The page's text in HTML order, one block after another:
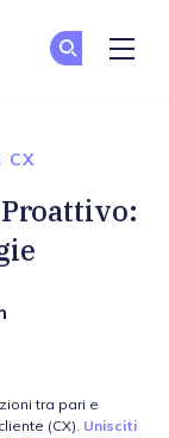
CX
tra pari e
(CX). Unisciti